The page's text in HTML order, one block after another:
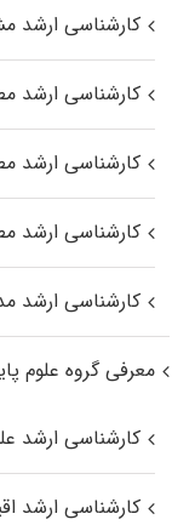
کارشناسی ارشد
کارشناسی ارشد
کارشناسی ارشد
کارشناسی ارشد
کارشناسی ارشد
معرفی گروه علوم
کارشناسی ارشد
کارشناسی ارشد